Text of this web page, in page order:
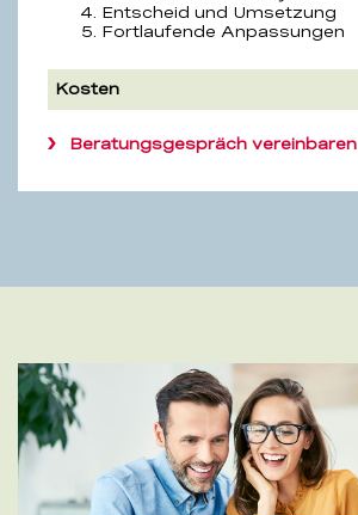
Entscheid und Umsetzung
Fortlaufende Anpassungen
Kosten
Beratungsgespräch vereinbaren